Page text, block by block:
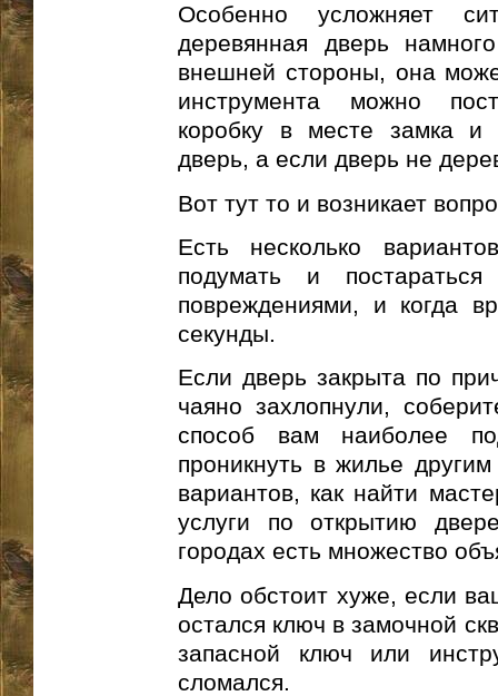
Особенно усложняет
деревянная дверь
внешней стороны, она
инструмента можно
коробку в месте замка
дверь, а если дверь не
Вот тут то и возникает
Есть несколько
подумать и
повреждениями, и когда
секунды.
Если дверь закрыта по
чаяно захлопнули,
способ вам наиболее
проникнуть в жилье
вариантов, как найти
услуги по открытию
городах есть множество
Дело обстоит хуже, если
остался ключ в замочной
запасной ключ или
сломался.